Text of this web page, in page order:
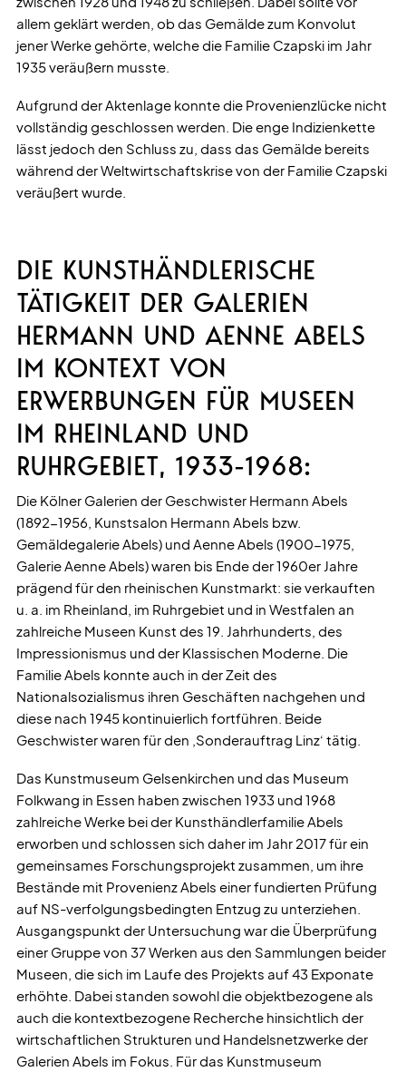
allem geklärt werden, ob das Gemälde zum Konvolut
jener Werke gehörte, welche die Familie Czapski im Jahr
1935 veräußern musste.
Aufgrund der Aktenlage konnte die Provenienzlücke nicht
vollständig geschlossen werden. Die enge Indizienkette
lässt jedoch den Schluss zu, dass das Gemälde bereits
während der Weltwirtschaftskrise von der Familie Czapski
veräußert wurde.
DIE KUNSTHÄNDLERISCHE
TÄTIGKEIT DER GALERIEN
HERMANN UND AENNE ABELS
IM KONTEXT VON
ERWERBUNGEN FÜR MUSEEN
IM RHEINLAND UND
RUHRGEBIET, 1933-1968:
Die Kölner Galerien der Geschwister Hermann Abels
(1892-1956, Kunstsalon Hermann Abels bzw.
Gemäldegalerie Abels) und Aenne Abels (1900-1975,
Galerie Aenne Abels) waren bis Ende der 1960er Jahre
prägend für den rheinischen Kunstmarkt: sie verkauften
u. a. im Rheinland, im Ruhrgebiet und in Westfalen an
zahlreiche Museen Kunst des 19. Jahrhunderts, des
Impressionismus und der Klassischen Moderne. Die
Familie Abels konnte auch in der Zeit des
Nationalsozialismus ihren Geschäften nachgehen und
diese nach 1945 kontinuierlich fortführen. Beide
Geschwister waren für den ‚Sonderauftrag Linz‘ tätig.
Das Kunstmuseum Gelsenkirchen und das Museum
Folkwang in Essen haben zwischen 1933 und 1968
zahlreiche Werke bei der Kunsthändlerfamilie Abels
erworben und schlossen sich daher im Jahr 2017 für ein
gemeinsames Forschungsprojekt zusammen, um ihre
Bestände mit Provenienz Abels einer fundierten Prüfung
auf NS-verfolgungsbedingten Entzug zu unterziehen.
Ausgangspunkt der Untersuchung war die Überprüfung
einer Gruppe von 37 Werken aus den Sammlungen beider
Museen, die sich im Laufe des Projekts auf 43 Exponate
erhöhte. Dabei standen sowohl die objektbezogene als
auch die kontextbezogene Recherche hinsichtlich der
wirtschaftlichen Strukturen und Handelsnetzwerke der
Galerien Abels im Fokus. Für das Kunstmuseum